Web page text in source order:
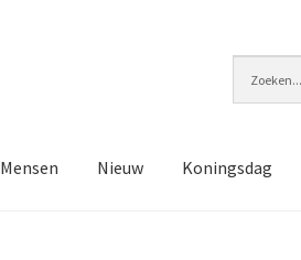
Mensen Nieuw Koningsdag